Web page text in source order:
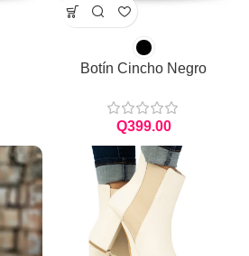
Botín Cincho Negro
Q